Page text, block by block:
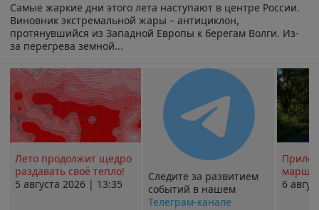
Самые жаркие дни этого лета наступают в центре России.
Виновник экстремальной жары – антициклон,
протянувшийся из Западной Европы к берегам Волги. Из-
за перегрева земной...
Лето продолжит щедро
раздавать своё тепло!
5 августа 2026 | 13:35
Следите за развитием
событий в нашем
Телеграм-канале
6